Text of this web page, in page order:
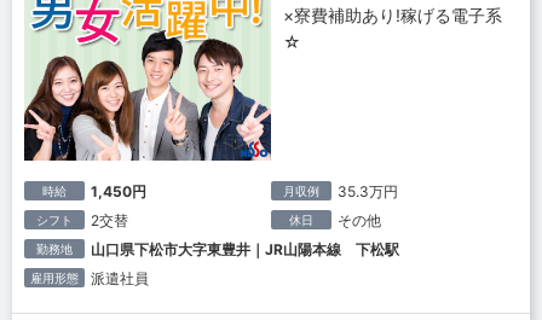
×寮費補助あり!稼げる電子系
☆
時給 1,450円 月収例 35.3万円
シフト 2交替 休日 その他
勤務地 山口県下松市大字東豊井｜JR山陽本線 下松駅
雇用形態 派遣社員